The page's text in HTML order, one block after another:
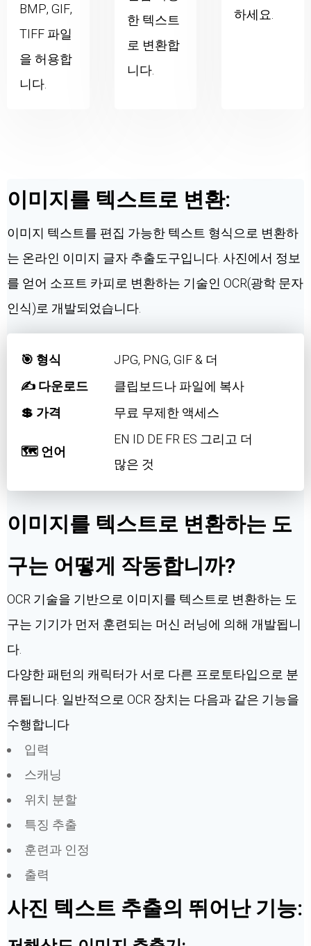
BMP, GIF,
TIFF 파일
을 허용합
니다.
한 텍스트
로 변환합
니다.
하세요.
이미지를 텍스트로 변환:
이미지 텍스트를 편집 가능한 텍스트 형식으로 변환하
는 온라인 이미지 글자 추출도구입니다. 사진에서 정보
를 얻어 소프트 카피로 변환하는 기술인 OCR(광학 문자
인식)로 개발되었습니다.
🎯 형식
JPG, PNG, GIF & 더
✍️ 다운로드
클립보드나 파일에 복사
💲 가격
무료 무제한 액세스
🗺 언어
EN ID DE FR ES 그리고 더
많은 것
이미지를 텍스트로 변환하는 도
구는 어떻게 작동합니까?
OCR 기술을 기반으로 이미지를 텍스트로 변환하는 도
구는 기기가 먼저 훈련되는 머신 러닝에 의해 개발됩니
다.
다양한 패턴의 캐릭터가 서로 다른 프로토타입으로 분
류됩니다. 일반적으로 OCR 장치는 다음과 같은 기능을
수행합니다
입력
스캐닝
위치 분할
특징 추출
훈련과 인정
출력
사진 텍스트 추출의 뛰어난 기능: